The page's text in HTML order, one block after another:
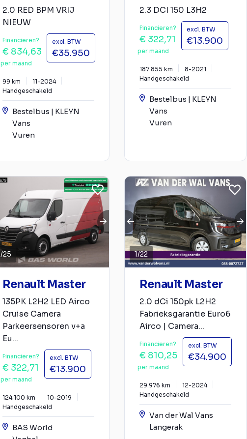
2.0 RED BPM VRIJ
NIEUW
Financieren?
€ 834,63
per maand
excl. BTW
€35.950
99 km
11-2024
Handgeschakeld
Bestelbus | KLEYN
Vans
Vuren
2.3 DCI 150 L3H2
Financieren?
€ 322,71
per maand
excl. BTW
€13.900
187.855 km
8-2021
Handgeschakeld
Bestelbus | KLEYN
Vans
Vuren
/25
Renault Master
135PK L2H2 LED Airco
Cruise Camera
Parkeersensoren v+a
Eu...
Financieren?
€ 322,71
per maand
excl. BTW
€13.900
124.100 km
10-2019
Handgeschakeld
BAS World
1/22
Renault Master
2.0 dCi 150pk L2H2
Fabrieksgarantie Euro6
Airco | Camera...
Financieren?
€ 810,25
per maand
excl. BTW
€34.900
29.976 km
12-2024
Handgeschakeld
Van der Wal Vans
Langerak